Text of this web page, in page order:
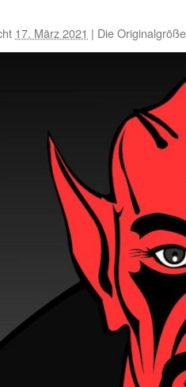
17. März 2021 | Die